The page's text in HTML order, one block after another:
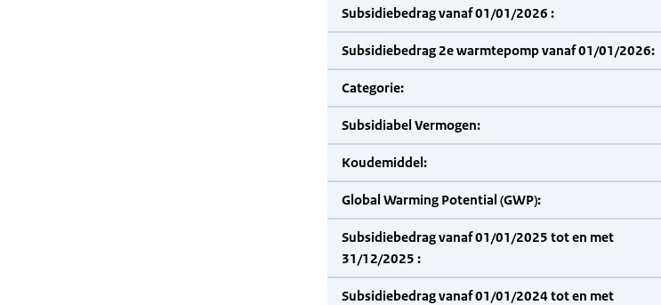
Subsidiebedrag vanaf 01/01/2026 :
Subsidiebedrag 2e warmtepomp vanaf 01/01/2026:
Categorie:
Subsidiabel Vermogen:
Koudemiddel:
Global Warming Potential (GWP):
Subsidiebedrag vanaf 01/01/2025 tot en met
31/12/2025 :
Subsidiebedrag vanaf 01/01/2024 tot en met